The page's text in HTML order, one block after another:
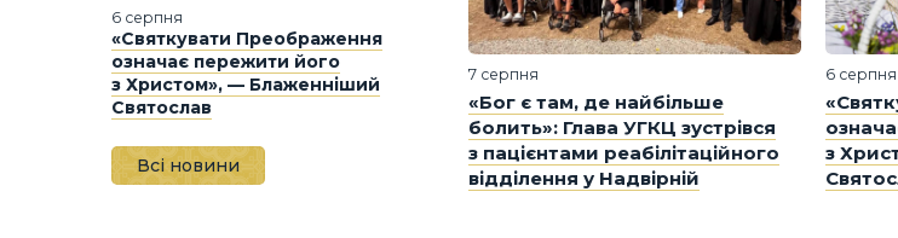
7 серпня
«Бог є там, де найбільше
болить»: Глава УГКЦ зустрівся
з пацієнтами реабілітаційного
відділення у Надвірній
6 серпня
з
6 серпня
«Святкувати Преображення
означає пережити його
з Христом», — Блаженніший
Святослав
Всі новини